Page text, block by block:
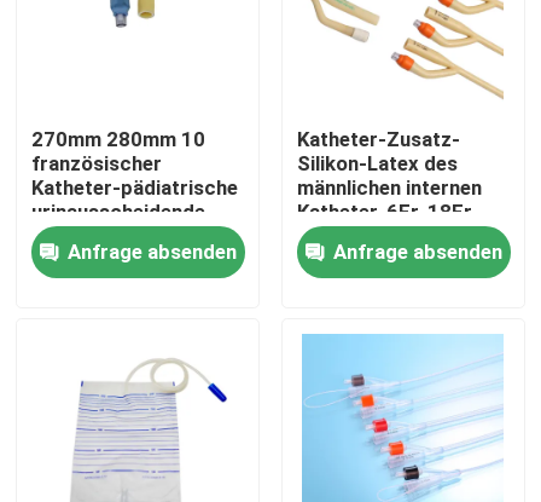
Fabrik Tour
Kontakt
Referenzen
Medizinischer Silikonkautschuk
Medizinisches Gummistopfen
Gummispritzen-Kolben
270mm 280mm 10
französischer
Katheter-pädiatrische
urinausscheidende
Katheter-Zusätze
Fr10Anfrage absenden
Katheter-Zusatz-
Silikon-Latex des
männlichen internen
Katheter-6Fr-18Fr
urinausscheidender
Anfrage absenden